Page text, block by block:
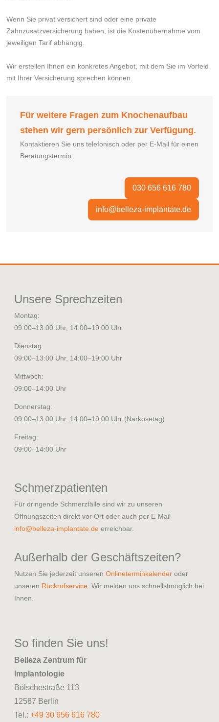
Wenn Sie privat versichert sind oder eine private
Zahnzusatzversicherung haben, ist die Kostenübernahme vom
jeweiligen Tarif abhängig.
Wir erstellen Ihnen ein konkretes Angebot, mit dem Sie im Vorfeld
mit Ihrer Versicherung sprechen können.
Für weitere Fragen zum Knochenaufbau
stehen wir gern persönlich zur Verfügung.
Kontaktieren Sie uns telefonisch oder per E-Mail für einen
Beratungstermin.
030 656 616 780
info@belleza-implantate.de
Unsere Sprechzeiten
Montag:
09:00–13:00 Uhr, 14:00–19:00 Uhr
Dienstag:
09:00–13:00 Uhr, 14:00–19:00 Uhr
Mittwoch:
09:00–14:00 Uhr
Donnerstag:
09:00–13:00 Uhr, 14:00–19:00 Uhr (Narkosetag)
Freitag:
09:00–14:00 Uhr
Schmerzpatienten
Für dringende Schmerzfälle sind wir zu unseren
Öffnungszeiten direkt vor Ort oder auch per E-Mail
info@belleza-implantate.deerreichbar.
Außerhalb der Geschäftszeiten?
Nutzen Sie jederzeit unserenOnlineterminkalender oder
unseren Rückrufservice . Wir melden uns schnellstmöglich bei
Ihnen.
So finden Sie uns!
Belleza Zentrum für
Implantologie
Bölschestraße 113
12587 Berlin
Tel.:+49 30 656 616 780